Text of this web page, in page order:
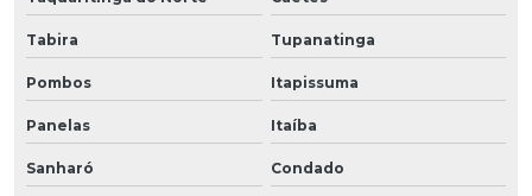
Tabira Tupanatinga
Pombos Itapissuma
Panelas Itaíba
Sanharó Condado